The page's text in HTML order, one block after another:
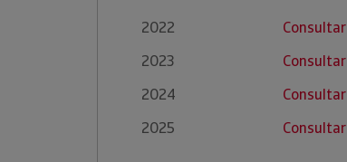
2022
Consultar
2023
Consultar
2024
Consultar
2025
Consultar